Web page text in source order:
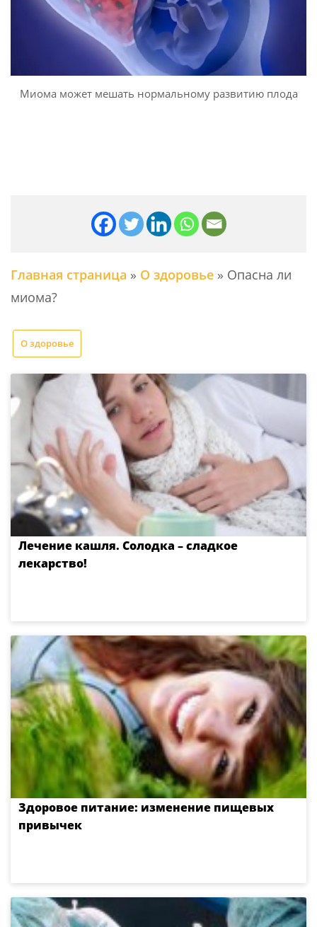
Миома может мешать нормальному развитию плода
Главная страница » О здоровье » Опасна ли
миома?
О здоровье
Лечение кашля. Солодка – сладкое
лекарство!
Здоровое питание: изменение пищевых
привычек